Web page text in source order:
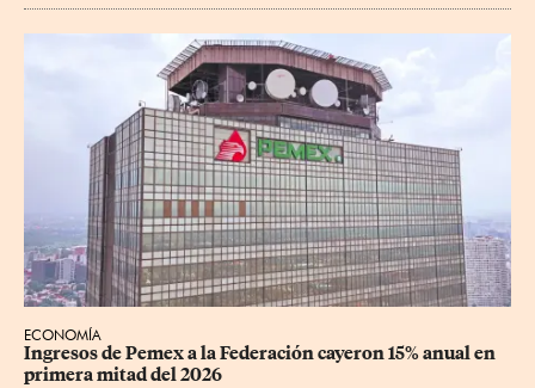
ECONOMÍA
Ingresos de Pemex a la Federación cayeron 15% anual en
primera mitad del 2026